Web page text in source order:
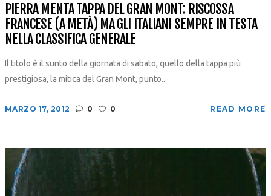
PIERRA MENTA TAPPA DEL GRAN MONT: RISCOSSA
FRANCESE (A METÀ) MA GLI ITALIANI SEMPRE IN TESTA
NELLA CLASSIFICA GENERALE
Il titolo è il sunto della giornata di sabato, quello della tappa più
prestigiosa, la mitica del Gran Mont, punto...
MARZO 17, 2012 0 0 READ MORE